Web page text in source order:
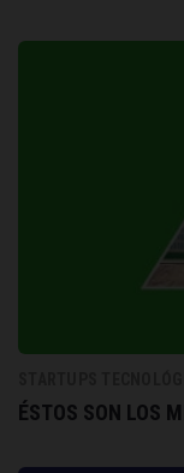
ÉSTOS SON LOS